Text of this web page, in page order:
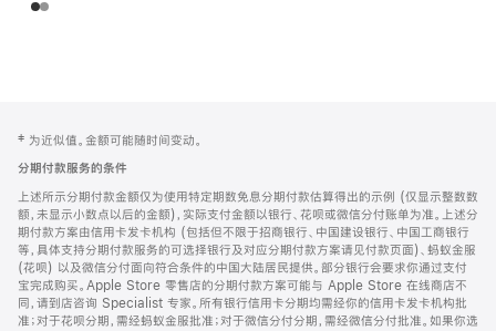
页
页
脚
注
‡ 为近似值。金额可能随时间变动。
分期付款服务的条件
上述所示分期付款金额仅为使用特定期数免息分期付款估算得出的示例 (仅显示整数数
额，未显示小数点以后的金额)，实际支付金额以银行、花呗或微信分付账单为准。上述分
期付款方案由信用卡发卡机构 (包括但不限于招商银行、中国建设银行、中国工商银行
等，具体支持分期付款服务的可选择银行及对应分期付款方案请见付款页面)、蚂蚁金服
(花呗) 以及微信分付面向符合条件的中国大陆居民提供。部分银行会要求你通过支付
宝完成购买。Apple Store 零售店的分期付款方案可能与 Apple Store 在线商店不
同，请到店咨询 Specialist 专家。所有银行信用卡分期均需经你的信用卡发卡机构批
准；对于花呗分期，需经蚂蚁金服批准；对于微信分付分期，需经微信分付批准。如果你选